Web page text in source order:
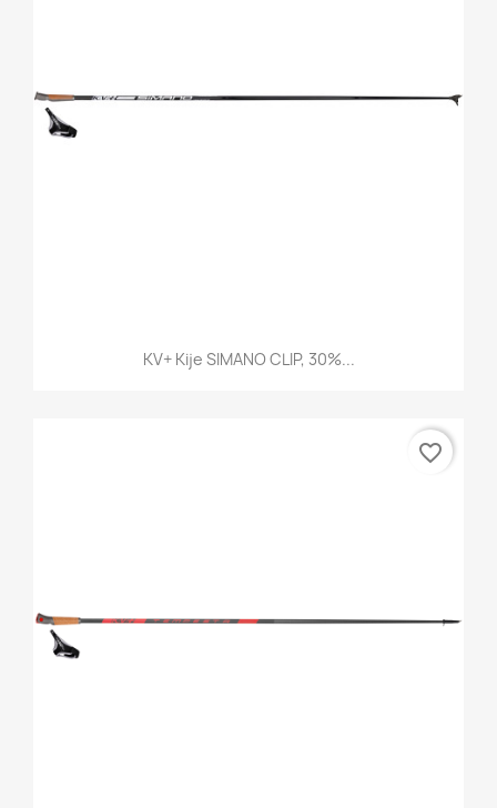
KV+ Kije SIMANO CLIP, 30%...
favorite_border